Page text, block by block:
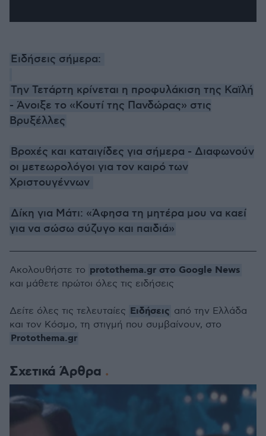
Ειδήσεις σήμερα:
Την Τετάρτη κρίνεται η προφυλάκιση της Καϊλή
- Άνοιξε το «Κουτί της Πανδώρας» στις
Βρυξέλλες
Βροχές και καταιγίδες για σήμερα - Διαφωνούν
οι μετεωρολόγοι για τον καιρό των
Χριστουγέννων
Δίκη για Μάτι: «Άφησα τη μητέρα μου να καεί
για να σώσω σύζυγο και παιδιά»
Σχετικά Άρθρα
Ακολουθήστε το protothema.gr στο Google News
και μάθετε πρώτοι όλες τις ειδήσεις
Δείτε όλες τις τελευταίες Ειδήσεις από την Ελλάδα
και τον Κόσμο, τη στιγμή που συμβαίνουν, στο
Protothema.gr